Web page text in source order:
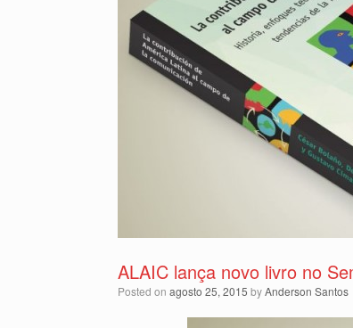
ALAIC lança novo livro no
Posted on agosto 25, 2015 byAnderson Santos